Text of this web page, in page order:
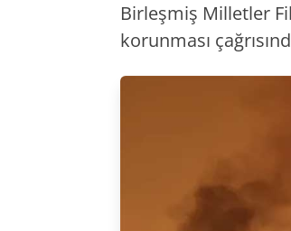
Birleşmiş Milletler
korunması